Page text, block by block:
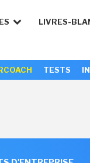
LIVRES-
TESTS